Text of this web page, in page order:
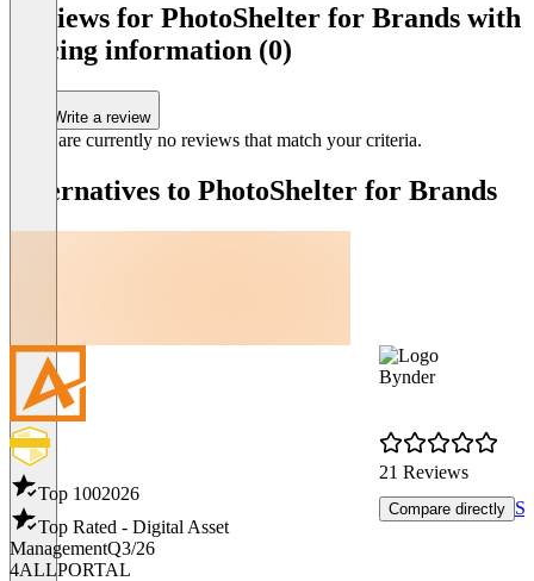
Reviews for PhotoShelter for Brands with
pricing information (0)
Write a review
There are currently no reviews that match your criteria.
Alternatives to PhotoShelter for Brands
Top 1002026
Top Rated - Digital Asset
ManagementQ3/26
4ALLPORTAL
Bynder
21 Reviews
Compare directly